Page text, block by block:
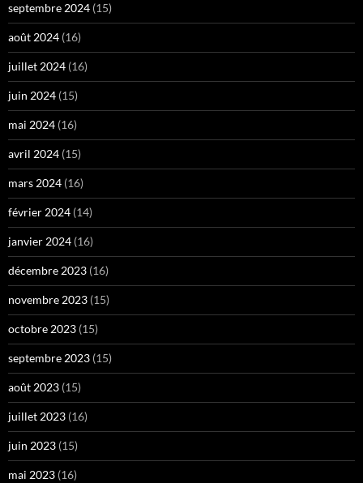
septembre 2024 (15)
août 2024 (16)
juillet 2024 (16)
juin 2024 (15)
mai 2024 (16)
avril 2024 (15)
mars 2024 (16)
février 2024 (14)
janvier 2024 (16)
décembre 2023 (16)
novembre 2023 (15)
octobre 2023 (15)
septembre 2023 (15)
août 2023 (15)
juillet 2023 (16)
juin 2023 (15)
mai 2023 (16)